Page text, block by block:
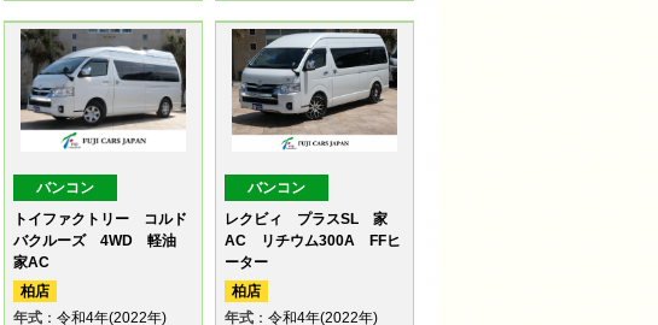
バンコン
トイファクトリー コルド
バクルーズ 4WD 軽油
家AC
柏店
年式：令和4年(2022年)
バンコン
レクビィ プラスSL 家
AC リチウム300A FFヒ
ーター
柏店
年式：令和4年(2022年)